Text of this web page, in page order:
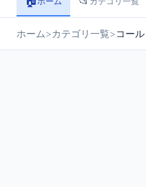
ホーム>カテゴリ一覧>コー